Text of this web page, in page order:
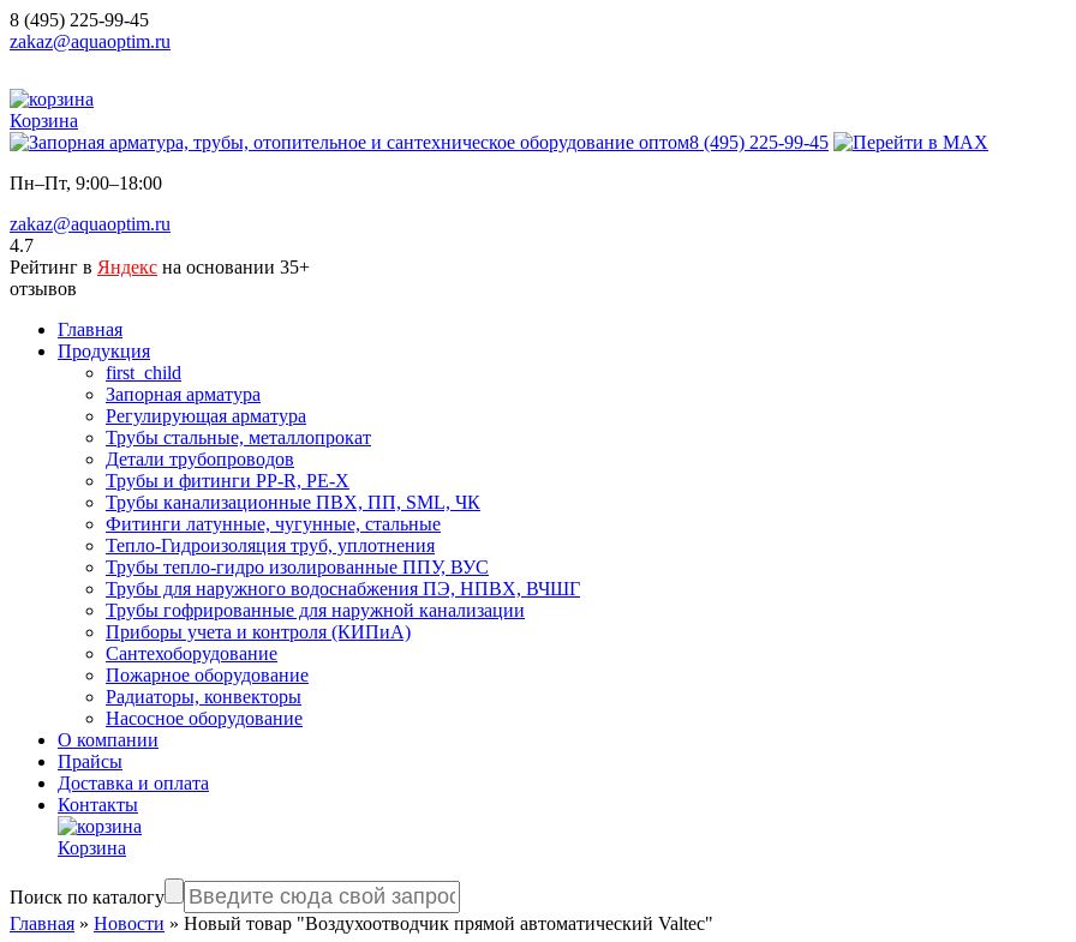
8 (495) 225-99-45
zakaz@aquaoptim.ru
Корзина
8 (495) 225-99-45
Пн–Пт, 9:00–18:00
zakaz@aquaoptim.ru
4.7
Рейтинг в Яндекс на основании 35+
отзывов
Главная
Продукция
first_child
Запорная арматура
Регулирующая арматура
Трубы стальные, металлопрокат
Детали трубопроводов
Трубы и фитинги PP-R, PE-X
Трубы канализационные ПВХ, ПП, SML, ЧК
Фитинги латунные, чугунные, стальные
Тепло-Гидроизоляция труб, уплотнения
Трубы тепло-гидро изолированные ППУ, ВУС
Трубы для наружного водоснабжения ПЭ, НПВХ, ВЧШГ
Трубы гофрированные для наружной канализации
Приборы учета и контроля (КИПиА)
Сантехоборудование
Пожарное оборудование
Радиаторы, конвекторы
Насосное оборудование
О компании
Прайсы
Доставка и оплата
Контакты
Корзина
Поиск по каталогу
Главная » Новости » Новый товар "Воздухоотводчик прямой автоматический Valtec"